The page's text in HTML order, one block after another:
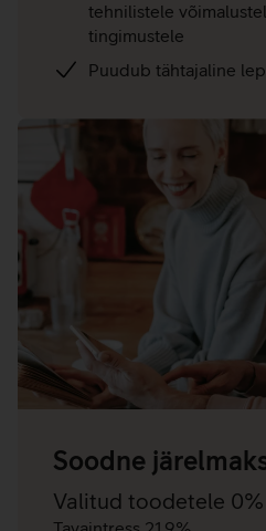
tehnilistele
tingimustele
Puudub tähtajaline
Soodne
Valitud toodetele